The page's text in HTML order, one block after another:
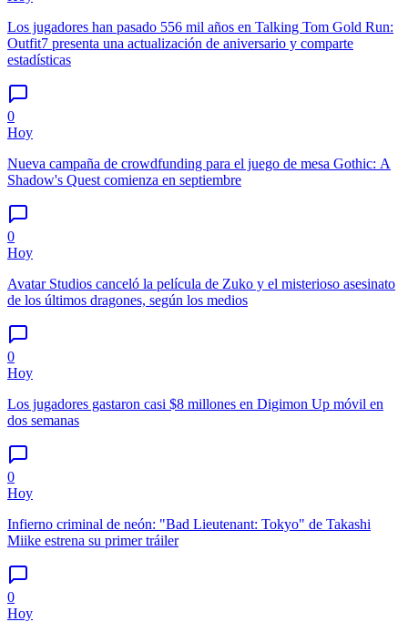
Los jugadores han pasado 556 mil años en Talking Tom Gold Run:
Outfit7 presenta una actualización de aniversario y comparte
estadísticas
0
Hoy
Nueva campaña de crowdfunding para el juego de mesa Gothic: A
Shadow's Quest comienza en septiembre
0
Hoy
Avatar Studios canceló la película de Zuko y el misterioso asesinato
de los últimos dragones, según los medios
0
Hoy
Los jugadores gastaron casi $8 millones en Digimon Up móvil en
dos semanas
0
Hoy
Infierno criminal de neón: "Bad Lieutenant: Tokyo" de Takashi
Miike estrena su primer tráiler
0
Hoy